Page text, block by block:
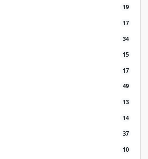
19
17
34
15
17
49
13
14
37
10